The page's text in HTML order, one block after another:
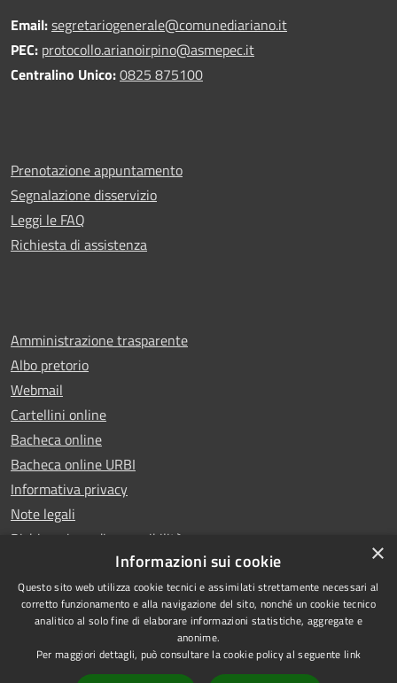
Email:segretariogenerale@comunediariano.it
PEC: protocollo.arianoirpino@asmepec.it
Centralino Unico:0825 875100
Prenotazione appuntamento
Segnalazione disservizio
Leggi le FAQ
Richiesta di assistenza
Amministrazione trasparente
Albo pretorio
Webmail
Cartellini online
Bacheca online
Bacheca online URBI
Informativa privacy
Note legali
Dichiarazione di accessibilità
RSS
Accessibilità
Copyright © 2025 Comune di
Ariano Irpino
Powered byMunicipium
×
Informazioni sui cookie
Questo sito web utilizza cookie tecnici e assimilati strettamente necessari al
corretto funzionamento e alla navigazione del sito, nonché un cookie tecnico
analitico al solo fine di elaborare informazioni statistiche, aggregate e
anonime.
Per maggiori dettagli, può consultare la cookie policy al seguente link